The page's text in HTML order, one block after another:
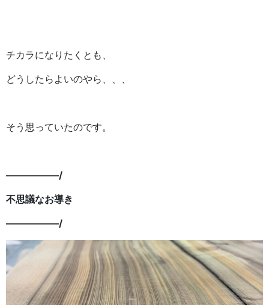
チカラになりたくとも、
どうしたらよいのやら、、、
そう思っていたのです。
—————–/
不思議なお導き
—————–/